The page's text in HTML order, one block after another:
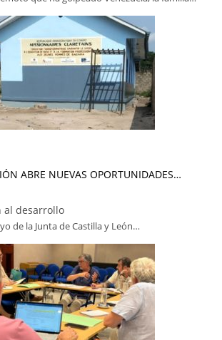
ABRE NUEVAS OPORTUNIDADES…
al desarrollo
de la Junta de Castilla y León…